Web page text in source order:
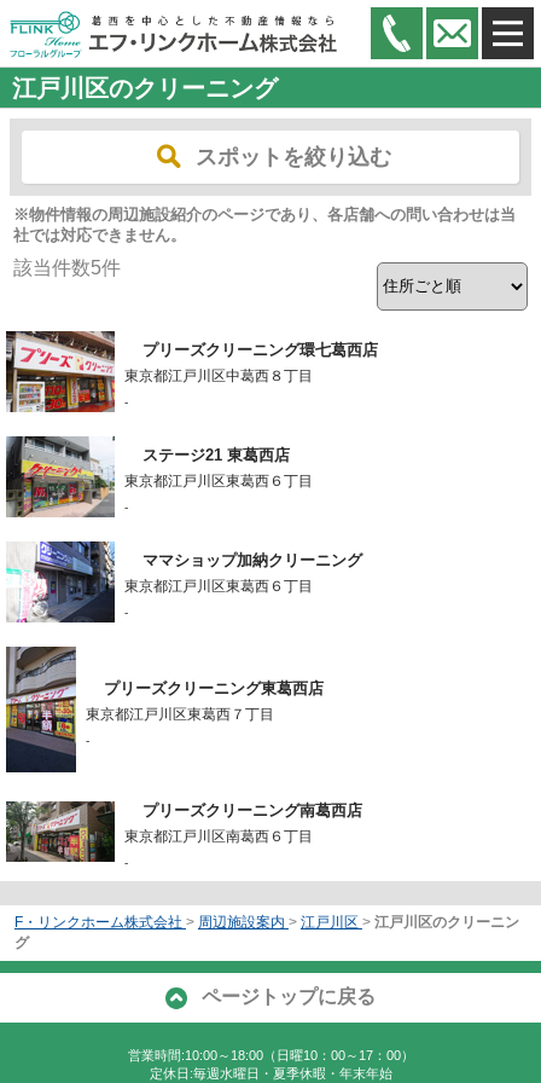
江戸川区のクリーニング
スポットを絞り込む
※物件情報の周辺施設紹介のページであり、各店舗への問い合わせは当
社では対応できません。
該当件数5件
プリーズクリーニング環七葛西店
東京都江戸川区中葛西８丁目
-
ステージ21 東葛西店
東京都江戸川区東葛西６丁目
-
ママショップ加納クリーニング
東京都江戸川区東葛西６丁目
-
プリーズクリーニング東葛西店
東京都江戸川区東葛西７丁目
-
プリーズクリーニング南葛西店
東京都江戸川区南葛西６丁目
-
F・リンクホーム株式会社 > 周辺施設案内 > 江戸川区 > 江戸川区のクリーニン
グ
ページトップに戻る
営業時間:10:00～18:00（日曜10：00～17：00）
定休日:毎週水曜日・夏季休暇・年末年始